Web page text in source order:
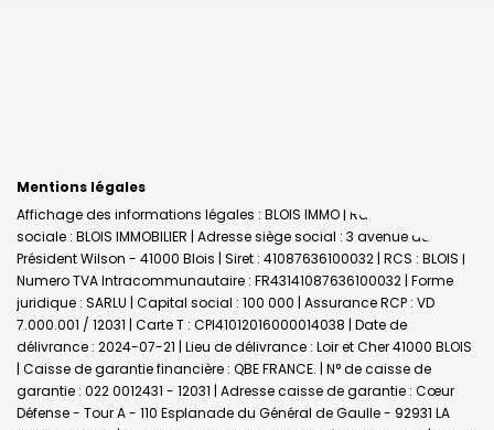
Mentions légales
Affichage des informations légales : BLOIS IMMO | Raison
sociale : BLOIS IMMOBILIER | Adresse siège social : 3 avenue du
Président Wilson - 41000 Blois | Siret : 41087636100032 | RCS : BLOIS |
Numero TVA Intracommunautaire : FR43141087636100032 | Forme
juridique : SARLU | Capital social : 100 000 | Assurance RCP : VD
7.000.001 / 12031 | Carte T : CPI41012016000014038 | Date de
délivrance : 2024-07-21 | Lieu de délivrance : Loir et Cher 41000 BLOIS
| Caisse de garantie financière : QBE FRANCE. | N° de caisse de
garantie : 022 0012431 - 12031 | Adresse caisse de garantie : Cœur
Défense - Tour A - 110 Esplanade du Général de Gaulle - 92931 LA